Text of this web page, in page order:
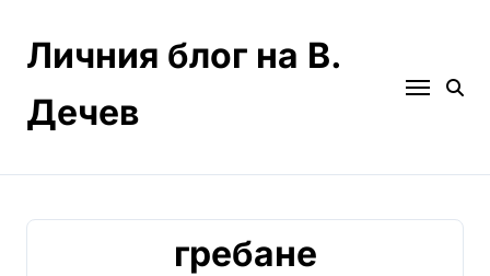
contentЛичния блог на В.
Дечев
гребане